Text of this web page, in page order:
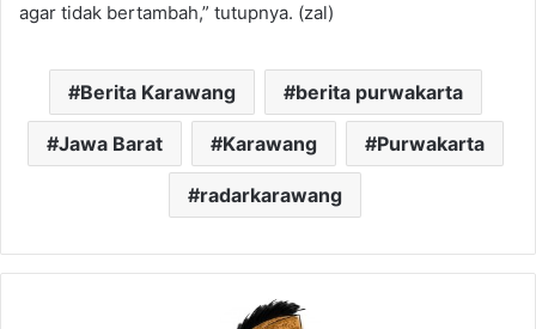
agar tidak bertambah,” tutupnya. (zal)
Berita Karawang berita purwakarta
Jawa Barat Karawang Purwakarta
radarkarawang